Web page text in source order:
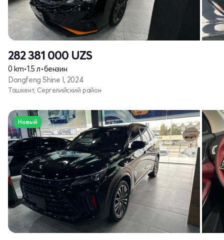
282 381 000 UZS
0 km•1.5 л•бензин
Dongfeng Shine I, 2024
Ташкент, Сергелийский район
Новый